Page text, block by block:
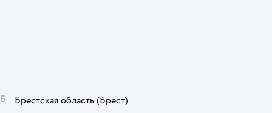
Б Брестская область (Брест)